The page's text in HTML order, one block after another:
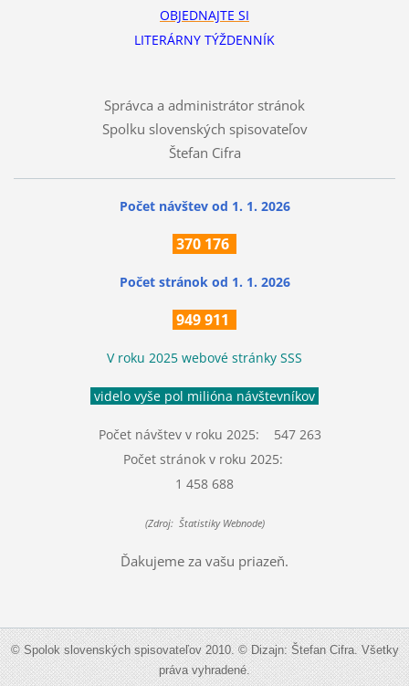
OBJEDNAJTE SI
LITERÁRNY TÝŽDENNÍK
Správca a administrátor stránok
Spolku slovenských spisovateľov
Štefan Cifra
Počet návštev od 1. 1. 2026
370 176
Počet stránok od 1. 1. 2026
949 911
V roku 2025 webové stránky SSS
videlo vyše pol milióna návštevníkov
Počet návštev v roku 2025: 547 263
Počet stránok v roku 2025:
1 458 688
(Zdroj: Štatistiky Webnode)
Ďakujeme za vašu priazeň.
© Spolok slovenských spisovateľov 2010. © Dizajn: Štefan Cifra. Všetky
práva vyhradené.